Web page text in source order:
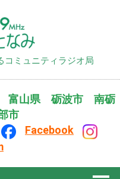
コミュニティラジオ局
富山県 砺波市
南砺
市
Facebook